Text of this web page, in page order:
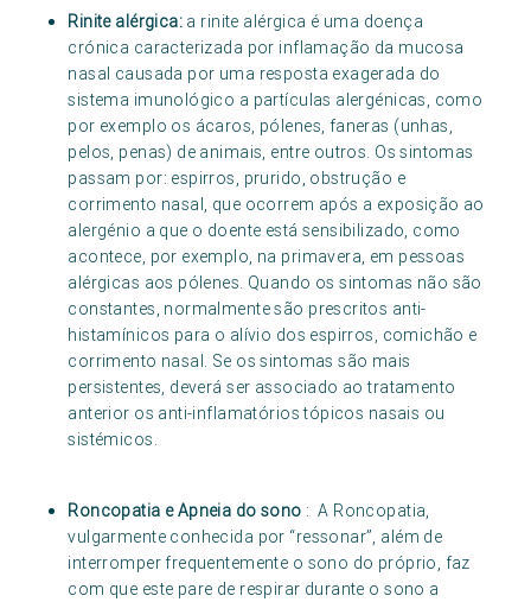
Rinite alérgica: a rinite alérgica é uma doença
crónica caracterizada por inflamação da mucosa
nasal causada por uma resposta exagerada do
sistema imunológico a partículas alergénicas, como
por exemplo os ácaros, pólenes, faneras (unhas,
pelos, penas) de animais, entre outros. Os sintomas
passam por: espirros, prurido, obstrução e
corrimento nasal, que ocorrem após a exposição ao
alergénio a que o doente está sensibilizado, como
acontece, por exemplo, na primavera, em pessoas
alérgicas aos pólenes. Quando os sintomas não são
constantes, normalmente são prescritos anti-
histamínicos para o alívio dos espirros, comichão e
corrimento nasal. Se os sintomas são mais
persistentes, deverá ser associado ao tratamento
anterior os anti-inflamatórios tópicos nasais ou
sistémicos.
Roncopatia e Apneia do sono : A Roncopatia,
vulgarmente conhecida por “ressonar”, além de
interromper frequentemente o sono do próprio, faz
com que este pare de respirar durante o sono a